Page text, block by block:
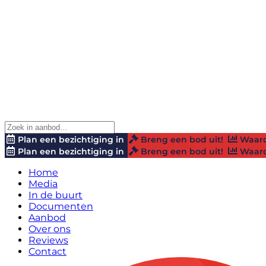
Plan een bezichtiging in Breng een bod uit!
Plan een bezichtiging in
Breng een bod uit!
Home
Media
In de buurt
Documenten
Aanbod
Over ons
Reviews
Contact